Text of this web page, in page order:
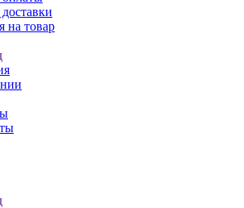
на товар